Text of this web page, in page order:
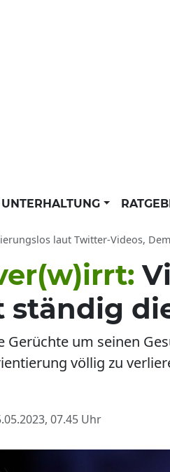
UNTERHALTUNG
laut Twitter-Videos, Demenz-
ständig
Gerüchte um seinen
völlig zu
07.45 Uhr